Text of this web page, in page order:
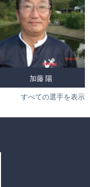
加藤 陽
すべての選手を表示